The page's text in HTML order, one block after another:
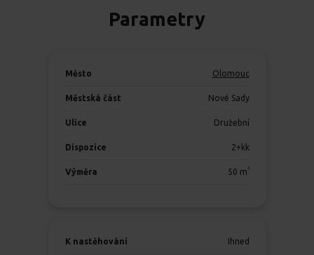
Parametry
Město Olomouc
Městská část Nové Sady
Ulice Družební
Dispozice 2+kk
Výměra 50 m 2
K nastěhování Ihned